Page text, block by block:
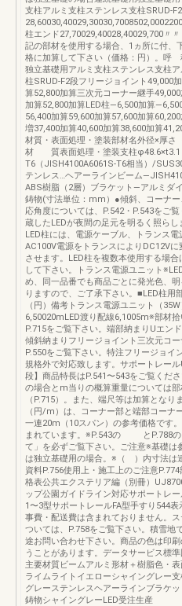
支柱アルミ支柱ステンレス支柱SRUD-
柱エンド27,70029,40028,40029,700〃
記の部材を使用する場合、1ヵ所に付、
格に加算して下さい（価格：円）。呼
独立基礎用アルミ支柱ステンレス支柱
柱SRUD-F2段フリージョイント49,000
算52,800加算三次元コーナー継手
加算52,800加算LED柱―6,500加算
56,400加算59,600加算57,600加算
増37,400加算40,600加算38,600加算
材質・表面処理・塗装部材名外径×厚さ
材 質表面処理・塗装支柱φ48.6×t3.1
T6（JISH4100A6061S-T6相当）/
テンレス…ヘアーラインビーム
ABS樹脂（2層）ブラケット—アルミダ
鋳物(寸法単位：mm）●傾斜、コーナ
応角度については、P.542・P.543をご
蔵したLEDが夜間の足元を明るく照らし
LED柱には、電源ケーブル、トランス電
AC100V電源をトランスによりDC12V
させます。LED柱を複数本使用する場合
して下さい。トランス電源ユニット
め、同一品番でも商品ごとに発光色、
りますので、ご了承下さい。■LED柱
（円）備考トランス電源ユニット（
6,50020mLED渡り配線6,1005m※部材
P.715をご覧下さい。端部納まりUエン
傾斜納まりフリージョイント三次元コー
P.550をご覧下さい。特注フリージョイ
規格外で対応致します。サポートレー
段】商品特長はP.541〜543をご覧くだ
の場合とm当りの概算重量については
（P.715）。また、端尺等は加算となり
（円/m）は、コーナー部と端部コーナ
一連20m（10スパン）の参考価格です
まれています。※P.543の とP.788の
て」を必ずご覧下さい。ご注意※基礎は
は独立基礎用の場合。※（ ）内寸法は
資料P.756使用上・施工上のご注意
格表公共エクステリア編（別冊）
ップ公園ガイドライン対応サポートレ
1〜3型サポートレールFA型手すり544
事費・配送費は含まれておりません。
ついては、P.758をご覧下さい。積雪地
途お問い合わせ下さい。商品の色は印
うことがあります。データサービス標
主要材質ビームアルミ形材＋樹脂色・
ライムライトイエローシャイングレー
グレーステンレスヘアーラインブラケ
鋳物シャイングレーLED受注生産